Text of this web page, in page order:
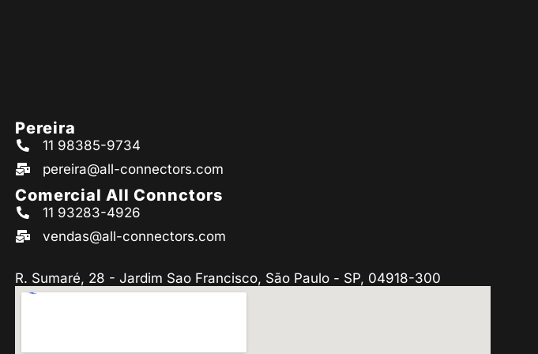
Pereira
11 98385-9734
pereira@all-connectors.com
Comercial All Connctors
11 93283-4926
vendas@all-connectors.com
R. Sumaré, 28 - Jardim Sao Francisco, São Paulo - SP, 04918-300